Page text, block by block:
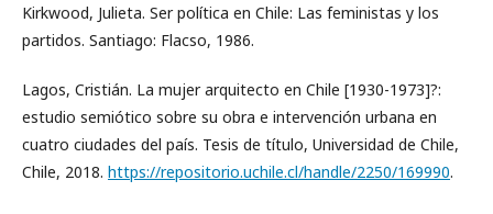
Kirkwood, Julieta. Ser política en Chile: Las feministas y los
partidos. Santiago: Flacso, 1986.
Lagos, Cristián. La mujer arquitecto en Chile [1930-1973]?:
estudio semiótico sobre su obra e intervención urbana en
cuatro ciudades del país. Tesis de título, Universidad de Chile,
Chile, 2018. https://repositorio.uchile.cl/handle/2250/169990.